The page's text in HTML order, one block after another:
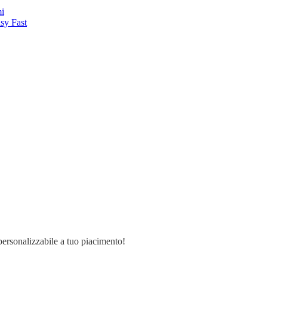
Fast
a tuo piacimento!